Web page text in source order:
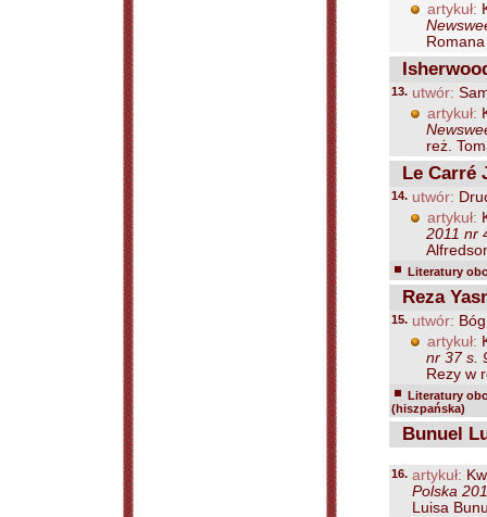
artykuł:
13. utwór:
artykuł:
reż.
Le Carré
14. utwór:
artykuł:
2011 nr
Literatury
Reza
15. utwór:
artykuł:
nr 37 s.
Rezy w
Literatury
(hiszpańska)
Bunuel
16. artykuł:
Polska
Luisa